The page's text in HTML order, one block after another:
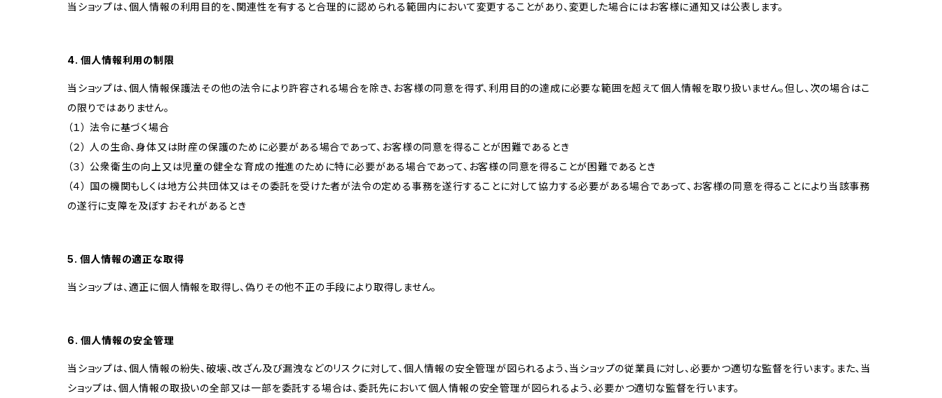
当ショップは、個人情報の利用目的を、関連性を有すると合理的に認められる範囲内において変更することがあり、変更した場合にはお客様に通知又は公表します。
4. 個人情報利用の制限
当ショップは、個人情報保護法その他の法令により許容される場合を除き、お客様の同意を得ず、利用目的の達成に必要な範囲を超えて個人情報を取り扱いません。但し、次の場合はこ
の限りではありません。
（１） 法令に基づく場合
（２） 人の生命、身体又は財産の保護のために必要がある場合であって、お客様の同意を得ることが困難であるとき
（３） 公衆衛生の向上又は児童の健全な育成の推進のために特に必要がある場合であって、お客様の同意を得ることが困難であるとき
（４） 国の機関もしくは地方公共団体又はその委託を受けた者が法令の定める事務を遂行することに対して協力する必要がある場合であって、お客様の同意を得ることにより当該事務
の遂行に支障を及ぼすおそれがあるとき
5. 個人情報の適正な取得
当ショップは、適正に個人情報を取得し、偽りその他不正の手段により取得しません。
6. 個人情報の安全管理
当ショップは、個人情報の紛失、破壊、改ざん及び漏洩などのリスクに対して、個人情報の安全管理が図られるよう、当ショップの従業員に対し、必要かつ適切な監督を行います。また、当
ショップは、個人情報の取扱いの全部又は一部を委託する場合は、委託先において個人情報の安全管理が図られるよう、必要かつ適切な監督を行います。